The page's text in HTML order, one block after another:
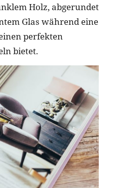
Holz, abgerundet
Glas während eine
perfekten
bietet.